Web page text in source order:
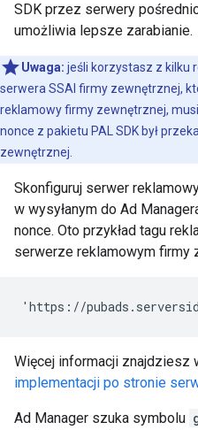
SDK przez serwery
umożliwia lepsze zarabianie.
Uwaga: jeśli korzystasz z kilku
serwera SSAI firmy zewnętrznej,
reklamowy firmy zewnętrznej,
nonce z pakietu PAL SDK był
zewnętrznej.
Skonfiguruj serwer
w wysyłanym do Ad
nonce. Oto przykład tagu
serwerze reklamowym firmy
'https://
Więcej informacji znajdziesz
implementacji po stronie
Ad Manager szuka symbolu